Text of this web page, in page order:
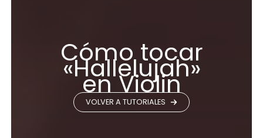
Cómo tocar
«Hallelujah»
en Violin
VOLVER A TUTORIALES